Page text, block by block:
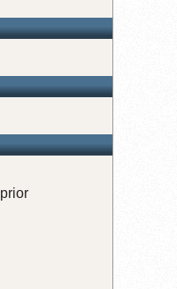
prior